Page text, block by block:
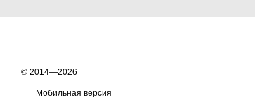
© 2014—2026
Мобильная версия